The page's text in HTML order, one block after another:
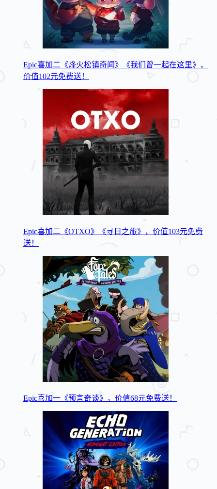
Epic喜加二《烽火松镇奇闻》《我们曾一起在这里》，
价值102元免费送！
Epic喜加二《OTXO》《寻日之旅》，价值103元免费
送！
Epic喜加一《预言奇谈》，价值68元免费送！